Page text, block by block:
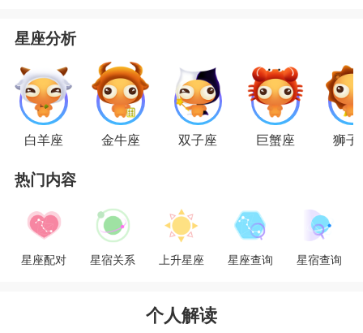
瓶座人的冷漠和疏远往往更有效果，也更容易让对
方认识到水瓶座人的强势和不肯妥协。
星座乐原创文章，转载需注明出处
星座分析
白羊座 金牛座 双子座 巨蟹座 狮子
热门内容
星座配对 星宿关系 上升星座 星座查询 星宿查询
个人解读